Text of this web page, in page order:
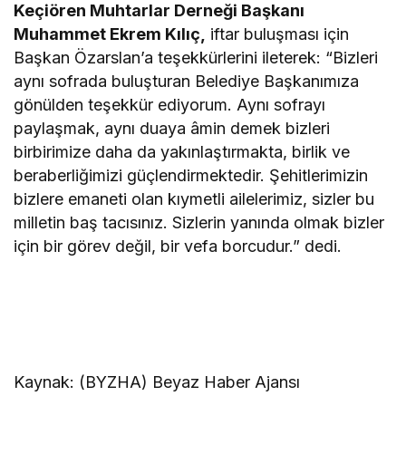
Keçiören Muhtarlar Derneği Başkanı
Muhammet Ekrem Kılıç, iftar buluşması için
Başkan Özarslan’a teşekkürlerini ileterek: “Bizleri
aynı sofrada buluşturan Belediye Başkanımıza
gönülden teşekkür ediyorum. Aynı sofrayı
paylaşmak, aynı duaya âmin demek bizleri
birbirimize daha da yakınlaştırmakta, birlik ve
beraberliğimizi güçlendirmektedir. Şehitlerimizin
bizlere emaneti olan kıymetli ailelerimiz, sizler bu
milletin baş tacısınız. Sizlerin yanında olmak bizler
için bir görev değil, bir vefa borcudur.” dedi.
Kaynak: (BYZHA) Beyaz Haber Ajansı